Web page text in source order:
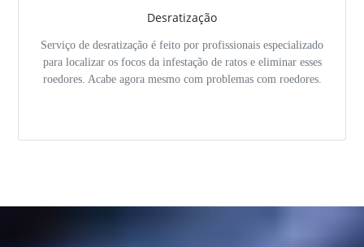
Desratização
Serviço de desratização é feito por profissionais especializado
para localizar os focos da infestação de ratos e eliminar esses
roedores. Acabe agora mesmo com problemas com roedores.